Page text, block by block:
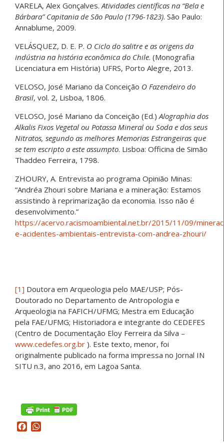
VARELA, Alex Gonçalves.Atividades científicas na “Bela e
Bárbara” Capitania de São Paulo (1796-1823). São Paulo:
Annablume, 2009.
VELÁSQUEZ, D. E. P. O Ciclo do salitre e as origens da
indústria na história econômica do Chile. (Monografia
Licenciatura em História) UFRS, Porto Alegre, 2013.
VELOSO, José Mariano da Conceição O Fazendeiro do
Brasil, vol. 2, Lisboa, 1806.
VELOSO, José Mariano da Conceição (Ed.) Alographia dos
Alkalis Fixos Vegetal ou Potassa Mineral ou Soda e dos seus
Nitratos, segundo as melhores Memorias Estrangeiras que
se tem escripto a este assumpto. Lisboa: Officina de Simão
Thaddeo Ferreira, 1798.
ZHOURY, A. Entrevista ao programa Opinião Minas:
“Andréa Zhouri sobre Mariana e a mineração: Estamos
assistindo à reprimarização da economia. Isso não é
desenvolvimento.”
https://acervo.racismoambiental.net.br/2015/11/09/
e-acidentes-ambientais-entrevista-com-andrea-zhouri/
[1] Doutora em Arqueologia pelo MAE/USP; Pós-
Doutorado no Departamento de Antropologia e
Arqueologia na FAFICH/UFMG; Mestra em Educação
pela FAE/UFMG; Historiadora e integrante do CEDEFES
(Centro de Documentação Eloy Ferreira da Silva –
www.cedefes.org.br ). Este texto, menor, foi
originalmente publicado na forma impressa no Jornal IN
SITU n.3, ano 2016, em Lagoa Santa.
Facebook